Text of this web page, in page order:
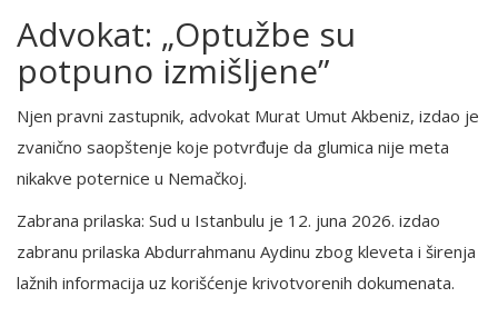
Advokat: „Optužbe su
potpuno izmišljene”
Njen pravni zastupnik, advokat Murat Umut Akbeniz, izdao je
zvanično saopštenje koje potvrđuje da glumica nije meta
nikakve poternice u Nemačkoj.
Zabrana prilaska: Sud u Istanbulu je 12. juna 2026. izdao
zabranu prilaska Abdurrahmanu Aydinu zbog kleveta i širenja
lažnih informacija uz korišćenje krivotvorenih dokumenata.